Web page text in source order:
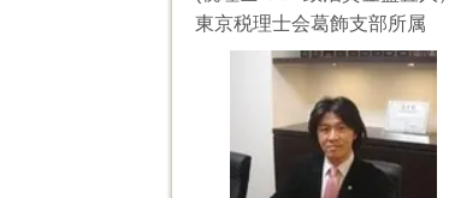
東京税理士会葛飾支部所属